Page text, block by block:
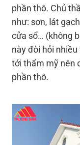
phần thô. Chủ
như: sơn, lát
cửa sổ… (không
này đòi hỏi
tới thẩm mỹ nên
phần thô.